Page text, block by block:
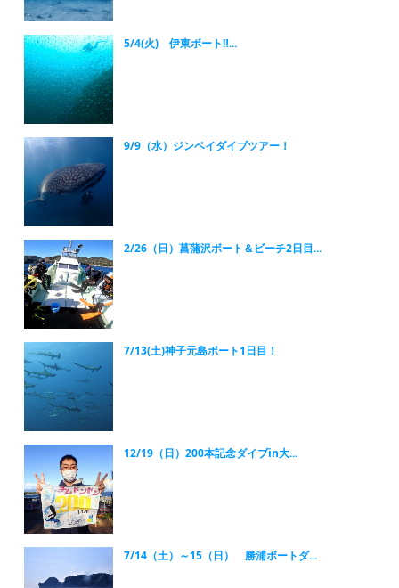
5/4(火) 伊東ボート‼...
9/9（水）ジンベイダイブツアー！
2/26（日）菖蒲沢ボート＆ビーチ2日目...
7/13(土)神子元島ボート1日目！
12/19（日）200本記念ダイブin大...
7/14（土）～15（日） 勝浦ボートダ...